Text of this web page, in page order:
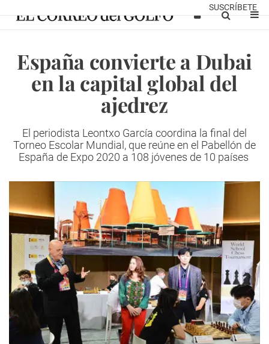
SUSCRÍBETE
España convierte a Dubai
en la capital global del
ajedrez
El periodista Leontxo García coordina la final del
Torneo Escolar Mundial, que reúne en el Pabellón de
España de Expo 2020 a 108 jóvenes de 10 países